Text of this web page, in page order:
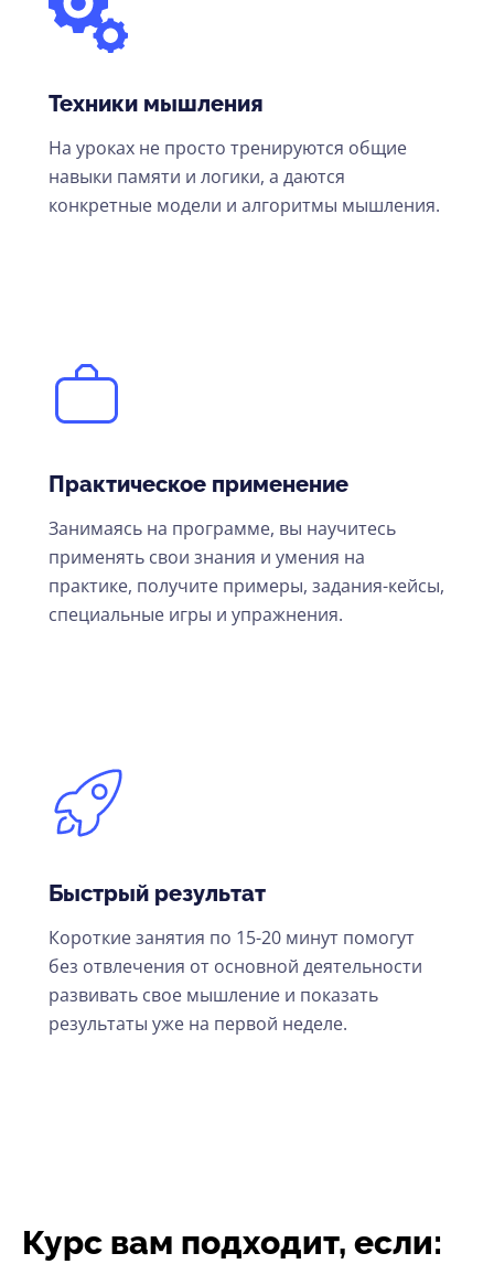
Техники мышления
На уроках не просто тренируются общие
навыки памяти и логики, а даются
конкретные модели и алгоритмы мышления.
Практическое применение
Занимаясь на программе, вы научитесь
применять свои знания и умения на
практике, получите примеры, задания-кейсы,
специальные игры и упражнения.
Быстрый результат
Короткие занятия по 15-20 минут помогут
без отвлечения от основной деятельности
развивать свое мышление и показать
результаты уже на первой неделе.
Курс вам подходит, если: